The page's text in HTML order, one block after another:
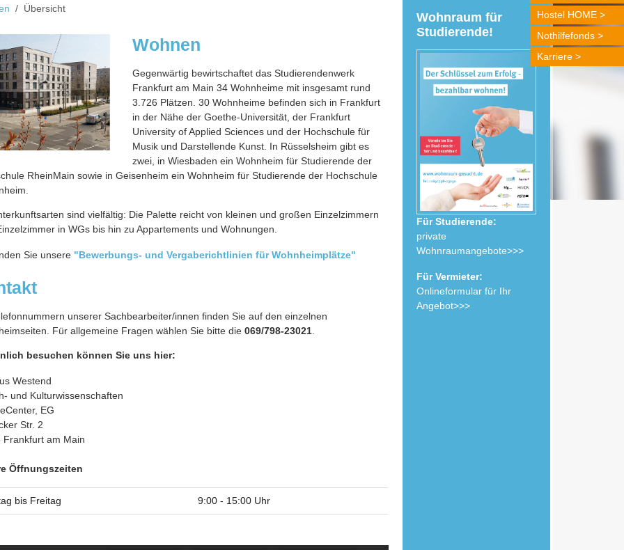
Hostel HOME
Nothilfefonds
Karriere
Übersicht
Wohnen
Gegenwärtig bewirtschaftet das Studierendenwerk
Frankfurt am Main 34 Wohnheime mit insgesamt rund
3.726 Plätzen. 30 Wohnheime befinden sich in Frankfurt
in der Nähe der Goethe-Universität, der Frankfurt
University of Applied Sciences und der Hochschule für
Musik und Darstellende Kunst. In Rüsselsheim gibt es
zwei, in Wiesbaden ein Wohnheim für Studierende der
RheinMain sowie in Geisenheim ein Wohnheim für Studierende der Hochschule
sind vielfältig: Die Palette reicht von kleinen und großen Einzelzimmern
in WGs bis hin zu Appartements und Wohnungen.
Sie unsere "Bewerbungs- und Vergaberichtlinien für Wohnheimplätze"
unserer Sachbearbeiter/innen finden Sie auf den einzelnen
Für allgemeine Fragen wählen Sie bitte die 069/798-23021
besuchen können Sie uns hier:
Westend
und Kulturwissenschaften
EG
Str. 2
Frankfurt am Main
Öffnungszeiten
bis Freitag 9:00 - 15:00 Uhr
Wohnraum für
Studierende!
Für Studierende:
private
Wohnraumangebote>>>
Für Vermieter:
Onlineformular für Ihr
Angebot>>>